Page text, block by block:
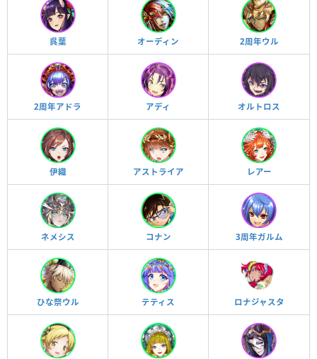
呉葉 オーディン 2周年ウル
2周年アドラ アディ オルトロス
伊織 アストライア レアー
ネメシス コナン 3周年ガルム
ひな祭ウル テティス ロナジャスタ